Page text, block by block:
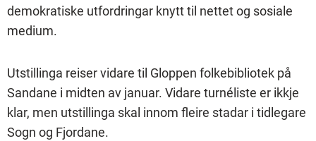
demokratiske utfordringar knytt til nettet og sosiale
medium.
Utstillinga reiser vidare til Gloppen folkebibliotek på
Sandane i midten av januar. Vidare turnéliste er ikkje
klar, men utstillinga skal innom fleire stadar i tidlegare
Sogn og Fjordane.